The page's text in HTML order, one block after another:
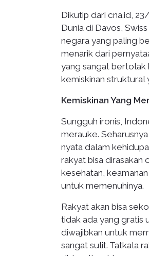
Dikutip dari cna.id,
Dunia di Davos,
negara yang paling
menarik dari
yang sangat bertolak
kemiskinan struktural
Kemiskinan Yang
Sungguh ironis,
merauke.
nyata dalam
rakyat bisa dirasakan
kesehatan,
untuk memenuhinya.
Rakyat akan bisa
tidak ada yang gratis
diwajibkan untuk
sangat sulit. Tatkala